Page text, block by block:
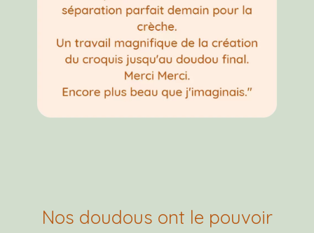
Nos doudous ont le pouvoir